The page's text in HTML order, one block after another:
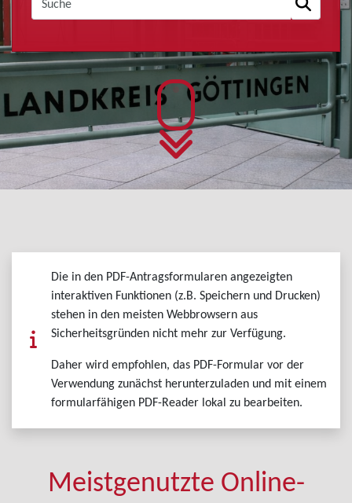
Die in den PDF-Antragsformularen angezeigten
interaktiven Funktionen (z.B. Speichern und Drucken)
stehen in den meisten Webbrowsern aus
Sicherheitsgründen nicht mehr zur Verfügung.
Daher wird empfohlen, das PDF-Formular vor der
Verwendung zunächst herunterzuladen und mit einem
formularfähigen PDF-Reader lokal zu bearbeiten.
Meistgenutzte Online-